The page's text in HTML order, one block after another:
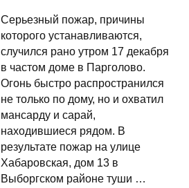
Серьезный пожар, причины
которого устанавливаются,
случился рано утром 17 декабря
в частом доме в Парголово.
Огонь быстро распространился
не только по дому, но и охватил
мансарду и сарай,
находившиеся рядом. В
результате пожар на улице
Хабаровская, дом 13 в
Выборгском районе туши …